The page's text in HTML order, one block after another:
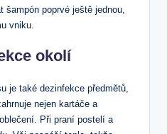
poprvé ještě jednou,
vniku.
okolí
je také dezinfekce předmětů,
nejen kartáče a
Při praní postelí a